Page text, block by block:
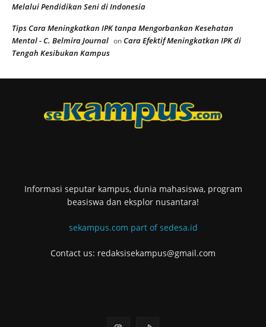
Melalui Pendidikan Seni di Indonesia
Tips Cara Meningkatkan IPK tanpa Mengorbankan Kesehatan
Mental - C. Belmira Journal onCara Efektif Meningkatkan IPK di
Tengah Kesibukan Kampus
Informasi seputar kampus, dunia mahasiswa, program
beasiswa dan eksplor nusantara!
sekampus.com part of sedesa.id
Contact us: redaksisekampus@gmail.com